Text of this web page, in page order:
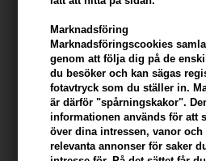
Marknadsföring
Marknadsföringscookies
genom att följa dig på de
du besöker och kan sägas
fotavtryck som du ställer in.
är därför "spårningskakor".
informationen används för att
över dina intressen, vanor
relevanta annonser för saker
Id Hair Elements Xclusive
142,00 SEK